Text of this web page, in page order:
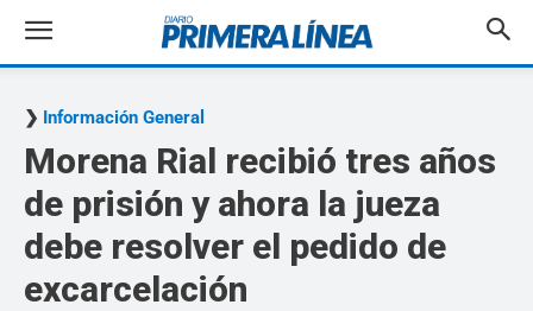
Información General
Morena Rial recibió tres años
de prisión y ahora la jueza
debe resolver el pedido de
excarcelación